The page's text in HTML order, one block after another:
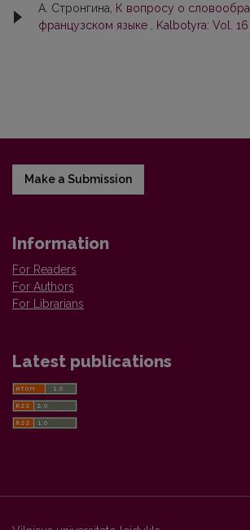
А. Стронгина,
К вопросу о
французском языке
Kalbotyra: Vol.
Make a Submission
Information
For Readers
For Authors
For Librarians
Latest publications